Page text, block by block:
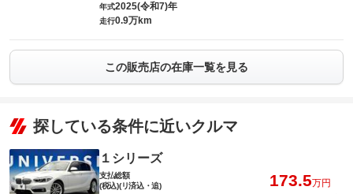
年式2025(令和7)年
走行0.9万km
この販売店の在庫一覧を見る
探している条件に近いクルマ
１シリーズ
支払総額
(税込)(リ済込・追)
173.5万円